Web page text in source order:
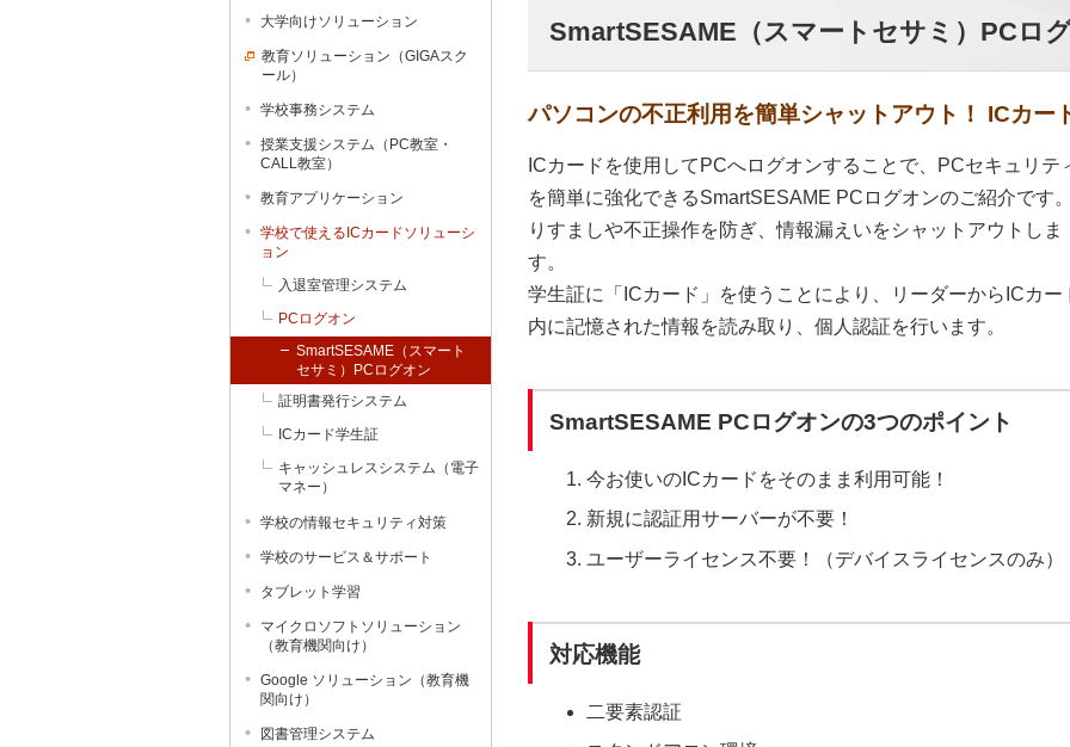
SmartSESAME（スマートセサミ）PCロ
パソコンの不正利用を簡単シャットアウト！ ICカー
ICカードを使用してPCへログオンすることで、PCセキュリテ
を簡単に強化できるSmartSESAME PCログオンのご紹介です
りすましや不正操作を防ぎ、情報漏えいをシャットアウトしま
す。
学生証に「ICカード」を使うことにより、リーダーからICカー
内に記憶された情報を読み取り、個人認証を行います。
SmartSESAME PCログオンの3つのポイント
今お使いのICカードをそのまま利用可能！
新規に認証用サーバーが不要！
ユーザーライセンス不要！（デバイスライセンスのみ）
対応機能
二要素認証
大学向けソリューション
教育ソリューション（GIGAスク
ール）
学校事務システム
授業支援システム（PC教室・
CALL教室）
教育アプリケーション
学校で使えるICカードソリューシ
ョン
入退室管理システム
PCログオン
SmartSESAME（スマート
セサミ）PCログオン
証明書発行システム
ICカード学生証
キャッシュレスシステム（電子
マネー）
学校の情報セキュリティ対策
学校のサービス＆サポート
タブレット学習
マイクロソフトソリューション
（教育機関向け）
Google ソリューション（教育機
関向け）
図書管理システム